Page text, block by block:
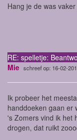
Hang je de was
RE: spelletje:
Mie schreef op: 16-02-
Ik probeer het
handdoeken gaan er
's Zomers vind ik het
drogen, dat ruikt